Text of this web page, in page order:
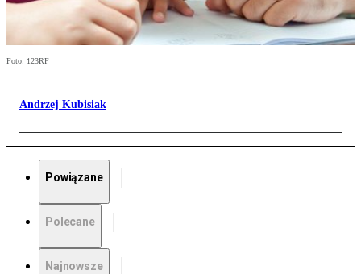
Foto: 123RF
Andrzej Kubisiak
Powiązane
Polecane
Najnowsze